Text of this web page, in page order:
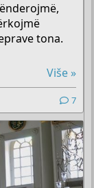
tona.
Više »
7